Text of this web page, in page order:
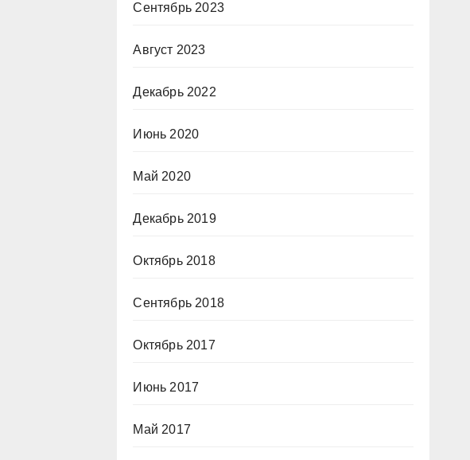
Сентябрь 2023
Август 2023
Декабрь 2022
Июнь 2020
Май 2020
Декабрь 2019
Октябрь 2018
Сентябрь 2018
Октябрь 2017
Июнь 2017
Май 2017